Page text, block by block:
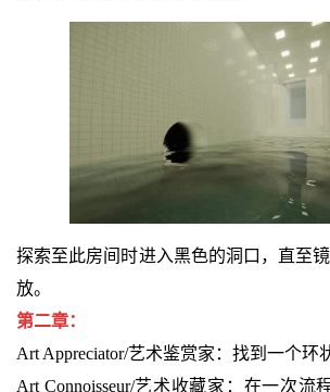
探索至此房间时进入黑色的洞口，直至
放。
第二章：
Art Appreciator/艺术鉴赏家：找到一个环
Art Connoisseur/艺术收藏家：在一次流